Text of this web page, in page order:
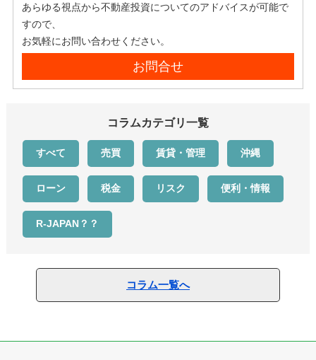
あらゆる視点から不動産投資についてのアドバイスが可能で
すので、
お気軽にお問い合わせください。
お問合せ
コラムカテゴリ一覧
すべて 売買 賃貸・管理 沖縄
ローン 税金 リスク 便利・情報
R-JAPAN？？
コラム一覧へ